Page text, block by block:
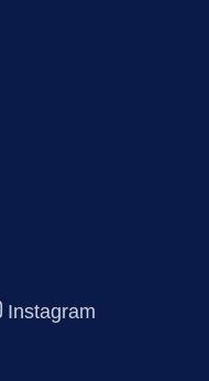
Instagram